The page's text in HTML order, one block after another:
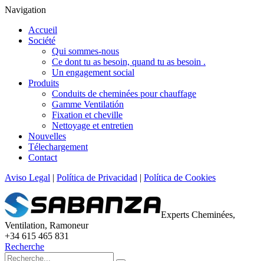
Navigation
Accueil
Société
Qui sommes-nous
Ce dont tu as besoin, quand tu as besoin .
Un engagement social
Produits
Conduits de cheminées pour chauffage
Gamme Ventilatión
Fixation et cheville
Nettoyage et entretien
Nouvelles
Télechargement
Contact
Aviso Legal | Política de Privacidad | Política de Cookies
Experts Cheminées,
Ventilation, Ramoneur
+34 615 465 831
Recherche